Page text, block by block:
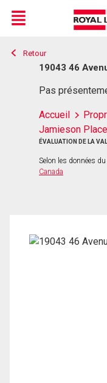
Live
En Direct
Menu
Retour
19043 46
Pas
Accueil
Jamieson Place
ÉVALUATION DE LA
Selon les données du
Canada